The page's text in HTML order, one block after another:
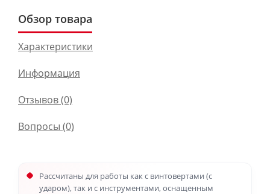
Обзор товара
Характеристики
Информация
Отзывов (0)
Вопросы (0)
Рассчитаны для работы как с винтовертами (с
ударом), так и с инструментами, оснащенным